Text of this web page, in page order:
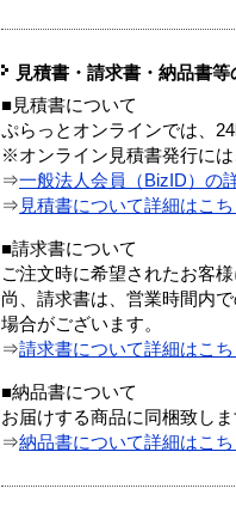
見積書・請求書・納品書等
■見積書について
ぷらっとオンラインでは、
※オンライン見積書発行には
⇒一般法人会員（BizID）の
⇒ 見積書について詳細はこち
■請求書について
ご注文時に希望されたお客
尚、請求書は、営業時間内
場合がございます。
⇒請求書について詳細はこち
■納品書について
お届けする商品に同梱致しま
⇒納品書について詳細はこち